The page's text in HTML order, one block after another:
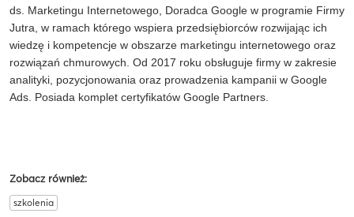
ds. Marketingu Internetowego, Doradca Google w programie Firmy
Jutra, w ramach którego wspiera przedsiębiorców rozwijając ich
wiedzę i kompetencje w obszarze marketingu internetowego oraz
rozwiązań chmurowych. Od 2017 roku obsługuje firmy w zakresie
analityki, pozycjonowania oraz prowadzenia kampanii w Google
Ads. Posiada komplet certyfikatów Google Partners.
Zobacz również:
szkolenia